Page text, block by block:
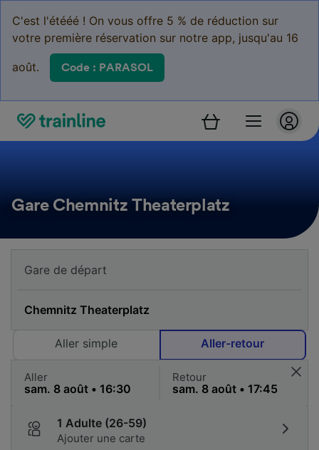
C'est l'étééé ! On vous offre 5 % de réduction sur
votre première réservation sur notre app, jusqu'au 16
août. Code : PARASOL
Gare Chemnitz Theaterplatz
Aller simple Aller-retour
Aller Retour
1 Adulte (26-59)
Ajouter une carte